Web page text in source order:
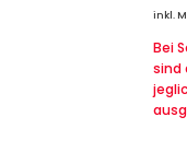
inkl.
Bei
sind